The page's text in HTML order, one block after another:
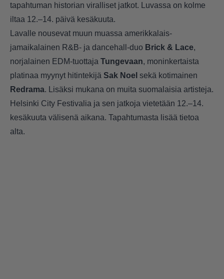
tapahtuman historian viralliset jatkot. Luvassa on kolme
iltaa 12.–14. päivä kesäkuuta.
Lavalle nousevat muun muassa amerikkalais-
jamaikalainen R&B- ja dancehall-duo Brick & Lace,
norjalainen EDM-tuottaja Tungevaan, moninkertaista
platinaa myynyt hitintekijä Sak Noel sekä kotimainen
Redrama. Lisäksi mukana on muita suomalaisia artisteja.
Helsinki City Festivalia ja sen jatkoja vietetään 12.–14.
kesäkuuta välisenä aikana. Tapahtumasta lisää tietoa
alta.